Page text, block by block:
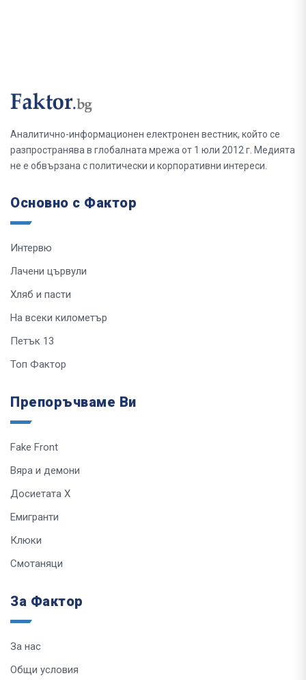
Аналитично-информационен електронен вестник, който се
разпространява в глобалната мрежа от 1 юли 2012 г. Медията
не е обвързана с политически и корпоративни интереси.
Основно с Фактор
Интервю
Лачени цървули
Хляб и пасти
На всеки километър
Петък 13
Топ Фактор
Препоръчваме Ви
Fake Front
Вяра и демони
Досиетата Х
Емигранти
Клюки
Смотаняци
За Фактор
За нас
Общи условия